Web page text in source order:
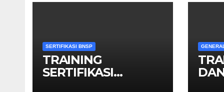
SERTIFIKASI BNSP
TRAINING
SERTIFIKASI